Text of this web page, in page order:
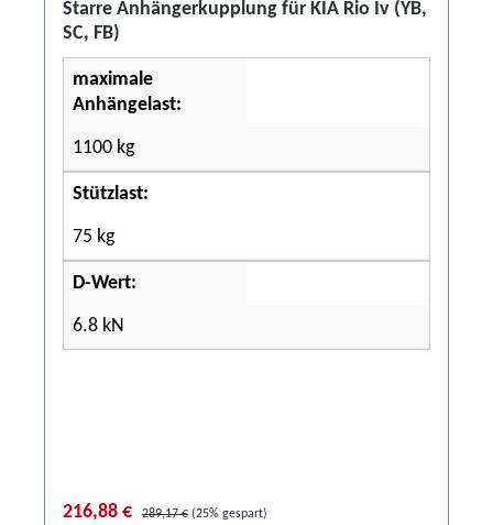
Starre Anhängerkupplung für KIA Rio Iv (YB,
SC, FB)
maximale
Anhängelast:
1100 kg
Stützlast:
75 kg
D-Wert:
6.8 kN
216,88 € 289,17 € (25% gespart)